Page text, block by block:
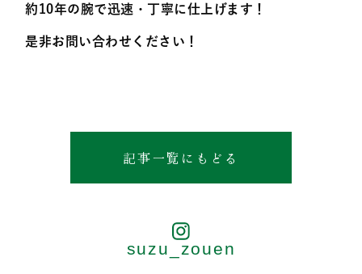
約10年の腕で迅速・丁寧に仕上げます！
是非お問い合わせください！
記事一覧にもどる
suzu_zouen